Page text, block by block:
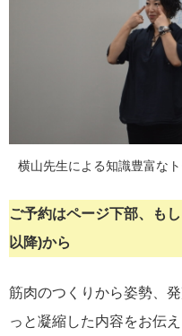
横山先生による知識豊富なト
ご予約はページ下部、も
以降)から
筋肉のつくりから姿勢、
っと凝縮した内容をお伝え